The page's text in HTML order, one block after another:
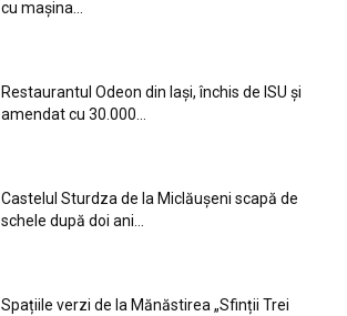
cu mașina...
Restaurantul Odeon din Iași, închis de ISU și
amendat cu 30.000...
Castelul Sturdza de la Miclăușeni scapă de
schele după doi ani...
Spațiile verzi de la Mănăstirea „Sfinții Trei